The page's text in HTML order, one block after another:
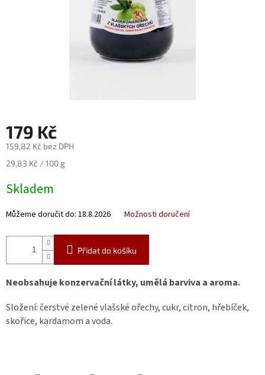
Měna
(CZK)
Přihlášení
179 Kč
159,82 Kč bez DPH
Měrná
29,83 Kč / 100 g
Skladem
Můžeme doručit do: 18.8.2026 Možnosti doručení
Přidat do košíku
Neobsahuje konzervační látky, umělá barviva a aroma.
Složení: čerstvé zelené vlašské ořechy, cukr, citron, hřebíček,
skořice, kardamom a voda.